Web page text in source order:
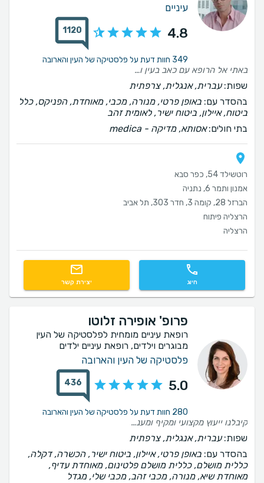
עיניים
4.8
1120
349 חוות דעת על פלסטיקה של העין והארובה
באתי אל הרופא עם כאב בעין וקושי בפתיחה . הוא נתן לי הסבר וטיפות אבל לא בדק אותי בכלל. לא הסתכל על העיניים אלא פשוט שלח אותי לדרכי . זה היה מאכזב, לדעתי רופא מחויב בבדיקה מינימלית לפחות.
שפות:עברית, אנגלית, צרפתית
בהסדר עם: באופן פרטי, מנורה, מכבי, מאוחדת, הפניקס, כלל
ביטוח, איילון, ביטוח ישיר, לאומית זהב
בתי חולים:אסותא, ‫מדיקה - medica
רוטשילד 54, כפר סבא
אמנון ותמר 6, נתניה
הברזל 28, קומה 3, חדר 303, תל אביב
הרצליה פיתוח
הרצליה
חיוג יצירת קשר
פרופ' אופירה זלוטו
רופאת עיניים מומחית לפלסטיקה של העין
מבוגרים וילדים, רופאת עיניים ילדים
פלסטיקה של העין והארובה
5.0
436
280 חוות דעת על פלסטיקה של העין והארובה
קיבלנו ייעוץ מקצועי ומקיף ומענה על כל השאלות שלנו. פרופ' זלוטו נעימה ומלאת סבלנות.
שפות:עברית, אנגלית, צרפתית
בהסדר עם: באופן פרטי, איילון, ביטוח ישיר, הכשרה, דקלה,
כללית מושלם, כללית מושלם פלטינום, מאוחדת עדיף,
מאוחדת שיא, מנורה, מכבי זהב, מכבי שלי, מגדל